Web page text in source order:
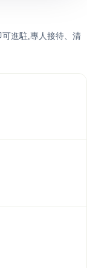
進駐,專人接待、清